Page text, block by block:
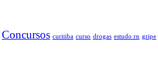
Concursos curitiba curso drogas estudo rn gripe